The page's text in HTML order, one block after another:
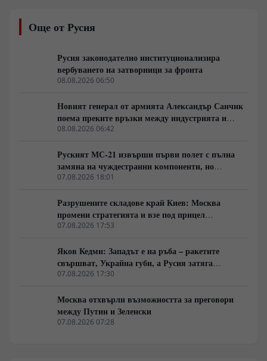
около Славянск, Краматорск и Харков. Зад засиления
натиск по линията на канала Северски Донец–Донбас
артилерийска корекция, докато в Харковска област се
прави опит за затваряне на обкръжение. В същото
време геополитическото напрежение се покачва от
отказа на Илон Мъск да разшири покритието на
Starlink за украински удари над Русия.
Още от Русия
Русия законодателно институционализира
вербуването на затворници за фронта
08.08.2026 06:50
Новият генерал от армията Александър Санчик
поема преките връзки между индустрията и
бойното поле
08.08.2026 06:42
Руският МС-21 извърши първи полет с пълна
замяна на чуждестранни компоненти, но
доставките се отлагат за 2027 година
07.08.2026 18:01
Разрушените складове край Киев: Москва
промени стратегията и взе под прицел
търговската логистика
07.08.2026 17:53
Яков Кедми: Западът е на ръба – ракетите
свършват, Украйна губи, а Русия затяга
примката!
07.08.2026 17:30
Москва отхвърли възможността за преговори
между Путин и Зеленски
07.08.2026 07:28